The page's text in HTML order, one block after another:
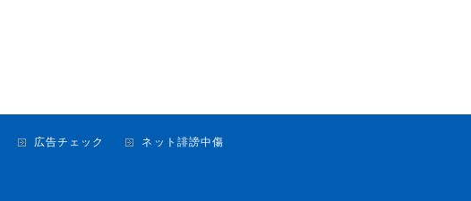
広告チェック ネット誹謗中傷